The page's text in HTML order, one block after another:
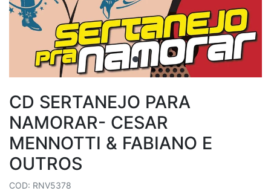
CD SERTANEJO PARA
NAMORAR- CESAR
MENNOTTI & FABIANO E
OUTROS
COD: RNV5378